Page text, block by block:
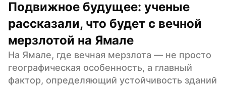
Подвижное будущее: ученые
рассказали, что будет с вечной
мерзлотой на Ямале
На Ямале, где вечная мерзлота — не просто
географическая особенность, а главный
фактор, определяющий устойчивость зданий